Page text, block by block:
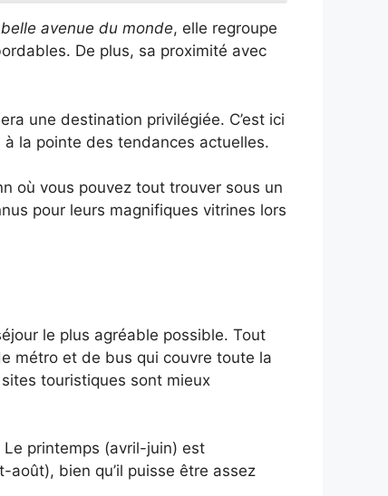
avenue du monde, elle regroupe
De plus, sa proximité avec
une destination privilégiée. C’est ici
la pointe des tendances actuelles.
où vous pouvez tout trouver sous un
pour leurs magnifiques vitrines lors
le plus agréable possible. Tout
métro et de bus qui couvre toute la
touristiques sont mieux
printemps (avril-juin) est
août), bien qu’il puisse être assez